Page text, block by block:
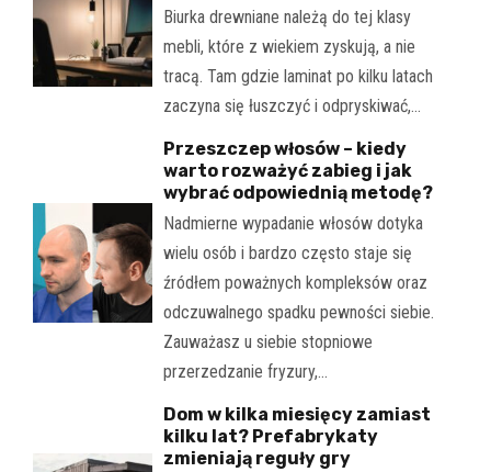
Biurka drewniane należą do tej klasy
mebli, które z wiekiem zyskują, a nie
tracą. Tam gdzie laminat po kilku latach
zaczyna się łuszczyć i odpryskiwać,…
Przeszczep włosów – kiedy
warto rozważyć zabieg i jak
wybrać odpowiednią metodę?
Nadmierne wypadanie włosów dotyka
wielu osób i bardzo często staje się
źródłem poważnych kompleksów oraz
odczuwalnego spadku pewności siebie.
Zauważasz u siebie stopniowe
przerzedzanie fryzury,…
Dom w kilka miesięcy zamiast
kilku lat? Prefabrykaty
zmieniają reguły gry